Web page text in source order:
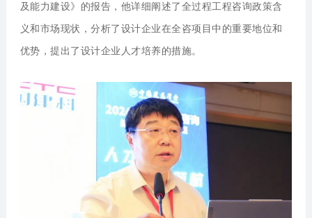
及能力建设》的报告，他详细阐述了全过程工程咨询政策含
义和市场现状，分析了设计企业在全咨项目中的重要地位和
优势，提出了设计企业人才培养的措施。